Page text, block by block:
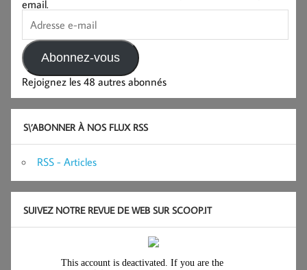
email.
Adresse
e-
mail
Abonnez-vous
Rejoignez les 48 autres abonnés
S\’ABONNER À NOS FLUX RSS
RSS - Articles
SUIVEZ NOTRE REVUE DE WEB SUR SCOOP.IT